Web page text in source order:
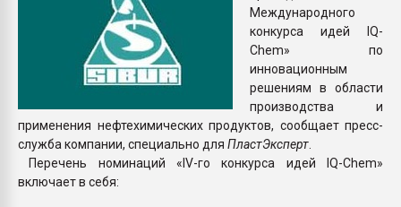
Международного
конкурса идей IQ-
Chem» по
инновационным
решениям в области
производства и
применения нефтехимических продуктов, сообщает пресс-
служба компании, специально для ПластЭксперт
Перечень номинаций «IV-го конкурса идей IQ-Chem»
включает в себя: